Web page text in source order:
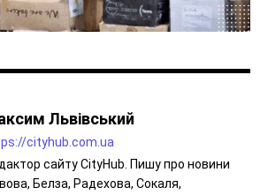
Львівський
cityhub.com.ua
сайту CityHub. Пишу про новини
Белза, Радехова, Сокаля,